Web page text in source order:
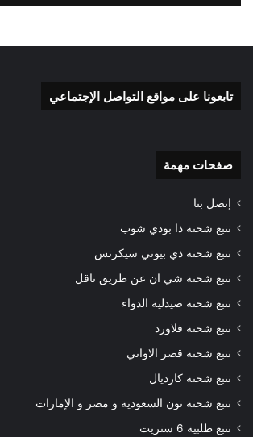
تابعونا على مواقع التواصل الإجتماعي
صفحات مهمة
إتصل بنا
تتبع شحنة ذا بودي شوب
تتبع شحنة ذي بيوتي سيكرتس
تتبع شحنة شي ان عن طريق ناقل
تتبع شحنة صيدلية الدواء
تتبع شحنة فلاورد
تتبع شحنة قصر الاواني
تتبع شحنة كارديال
تتبع شحنة نون السعودية و مصر و الإمارات
تتبع طلبية 6 ستريت